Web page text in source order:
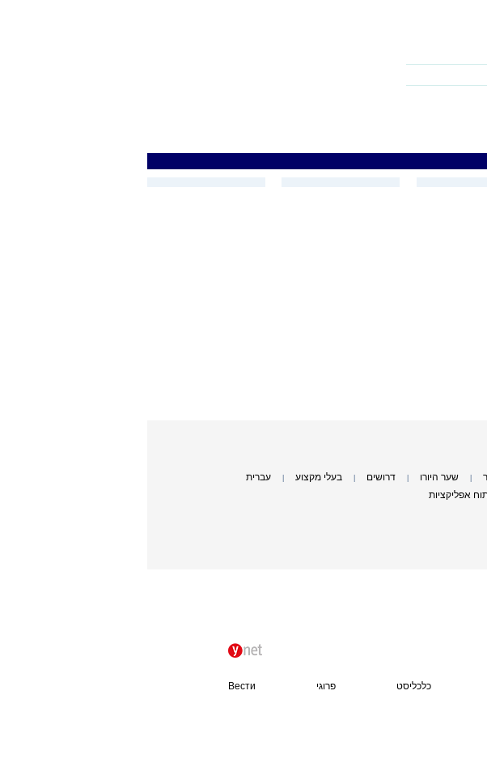
שער היורו דרושים בעלי מקצוע עברית
אפליקציות
כלכליסט פרוגי Вести